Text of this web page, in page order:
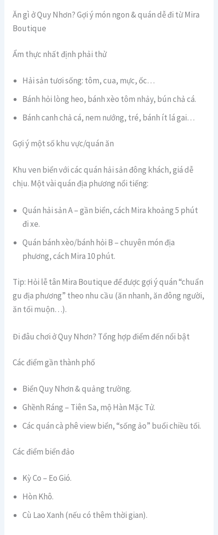
Ăn gì ở Quy Nhơn? Gợi ý món ngon & quán dễ đi từ Mira
Boutique
Ẩm thực nhất định phải thử
Hải sản tươi sống: tôm, cua, mực, ốc…
Bánh hỏi lòng heo, bánh xèo tôm nhảy, bún chả cá.
Bánh canh chả cá, nem nướng, tré, bánh ít lá gai…
Gợi ý một số khu vực/quán ăn
Khu ven biển với các quán hải sản đông khách, giá dễ
chịu. Một vài quán địa phương nổi tiếng:
Quán hải sản A – gần biển, cách Mira khoảng 5 phút
đi xe.
Quán bánh xèo/bánh hỏi B – chuyên món địa
phương, cách Mira 10 phút.
Tip: Hỏi lễ tân Mira Boutique để được gợi ý quán “chuẩn
gu địa phương” theo nhu cầu (ăn nhanh, ăn đông người,
ăn tối muộn…).
Đi đâu chơi ở Quy Nhơn? Tổng hợp điểm đến nổi bật
Các điểm gần thành phố
Biển Quy Nhơn & quảng trường.
Ghềnh Ráng – Tiên Sa, mộ Hàn Mặc Tử.
Các quán cà phê view biển, “sống ảo” buổi chiều tối.
Các điểm biển đảo
Kỳ Co – Eo Gió.
Hòn Khô.
Cù Lao Xanh (nếu có thêm thời gian).